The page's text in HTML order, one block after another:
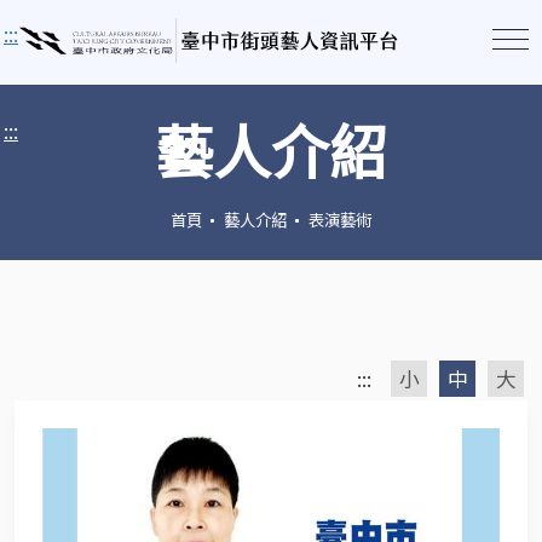
:::
::: 藝人介紹
首頁 藝人介紹 表演藝術
::: 小 中 大